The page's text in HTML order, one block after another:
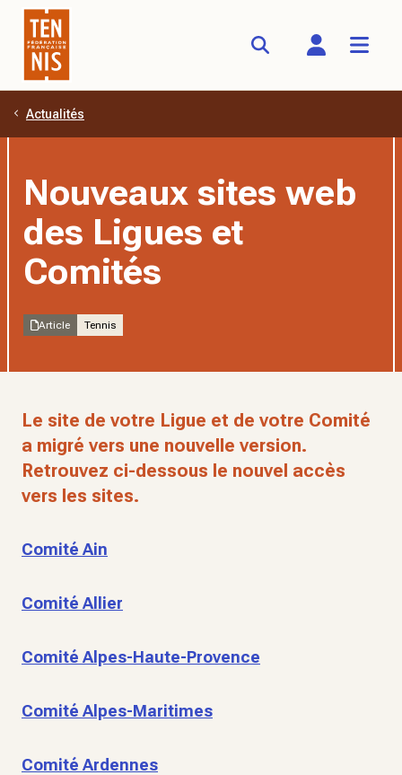
Aller au contenu principal
Actualités
Nouveaux sites web
des Ligues et
Comités
Article Tennis
Le site de votre Ligue et de votre Comité
a migré vers une nouvelle version.
Retrouvez ci-dessous le nouvel accès
vers les sites.
Comité Ain
Comité Allier
Comité Alpes-Haute-Provence
Comité Alpes-Maritimes
Comité Ardennes